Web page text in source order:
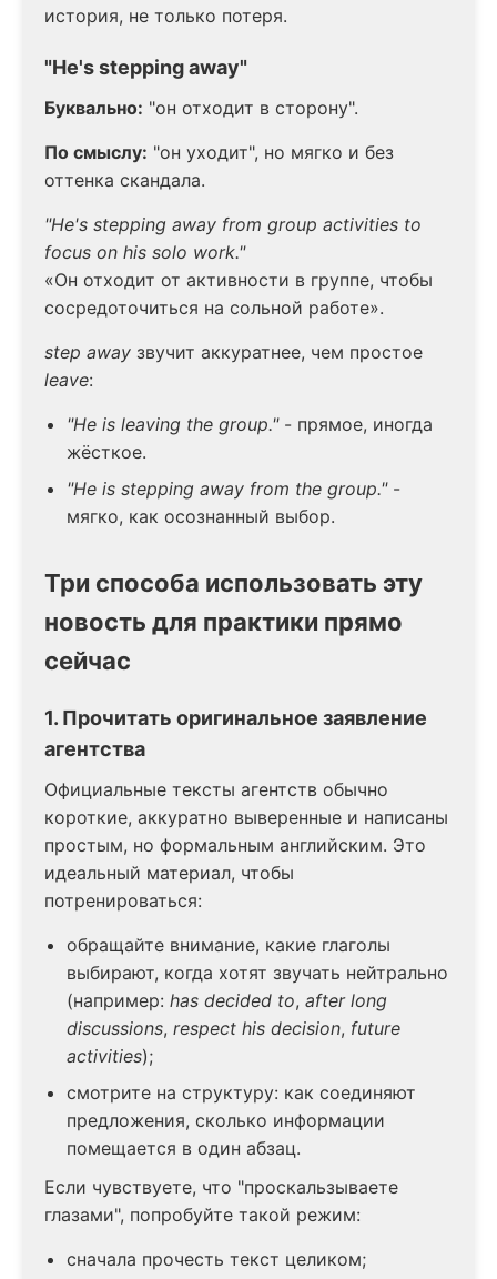
история, не только потеря.
"He's stepping away"
Буквально: "он отходит в сторону".
По смыслу: "он уходит", но мягко и без
оттенка скандала.
"He's stepping away from group activities to
focus on his solo work."
«Он отходит от активности в группе, чтобы
сосредоточиться на сольной работе».
step away звучит аккуратнее, чем простое
leave:
"He is leaving the group."- прямое, иногда
жёсткое.
"He is stepping away from the group."-
мягко, как осознанный выбор.
Три способа использовать эту
новость для практики прямо
сейчас
1. Прочитать оригинальное заявление
агентства
Официальные тексты агентств обычно
короткие, аккуратно выверенные и написаны
простым, но формальным английским. Это
идеальный материал, чтобы
потренироваться:
обращайте внимание, какие глаголы
выбирают, когда хотят звучать нейтрально
(например: has decided to, after long
discussions, respect his decision, future
activities);
смотрите на структуру: как соединяют
предложения, сколько информации
помещается в один абзац.
Если чувствуете, что "проскальзываете
глазами", попробуйте такой режим:
сначала прочесть текст целиком;